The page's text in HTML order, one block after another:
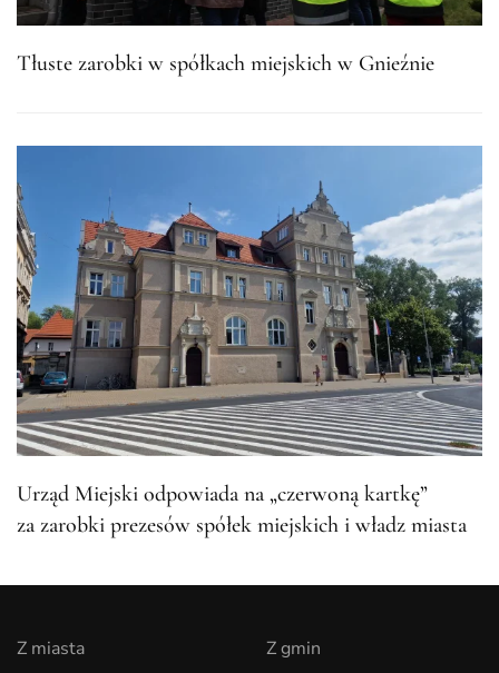
Tłuste zarobki w spółkach miejskich w Gnieźnie
Urząd Miejski odpowiada na „czerwoną kartkę”
za zarobki prezesów spółek miejskich i władz miasta
Z miasta
Z gmin